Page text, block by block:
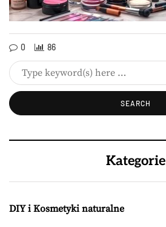
0 86
Kategorie
DIY i Kosmetyki naturalne